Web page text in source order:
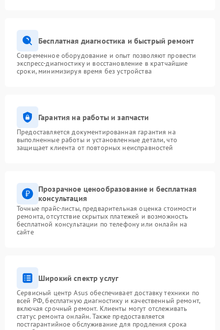
Бесплатная диагностика и быстрый ремонт
Современное оборудование и опыт позволяют провести
экспресс-диагностику и восстановление в кратчайшие
сроки, минимизируя время без устройства
Гарантия на работы и запчасти
Предоставляется документированная гарантия на
выполненные работы и установленные детали, что
защищает клиента от повторных неисправностей
Прозрачное ценообразование и бесплатная
консультация
Точные прайс-листы, предварительная оценка стоимости
ремонта, отсутствие скрытых платежей и возможность
бесплатной консультации по телефону или онлайн на
сайте
Широкий спектр услуг
Сервисный центр Asus обеспечивает доставку техники по
всей РФ, бесплатную диагностику и качественный ремонт,
включая срочный ремонт. Клиенты могут отслеживать
статус ремонта онлайн. Также предоставляется
постгарантийное обслуживание для продления срока